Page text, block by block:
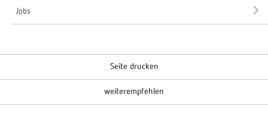
Jobs
Seite drucken
weiterempfehlen